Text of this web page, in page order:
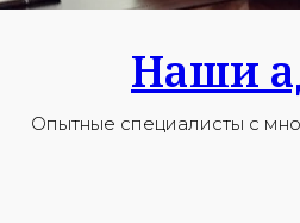
Наши
Опытные специалисты с